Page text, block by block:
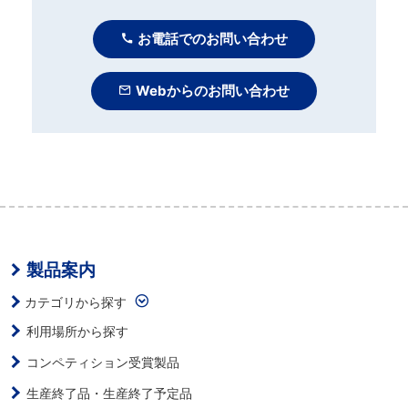
お電話でのお問い合わせ
Webからのお問い合わせ
製品案内
カテゴリから探す
利用場所から探す
コンペティション受賞製品
生産終了品・生産終了予定品